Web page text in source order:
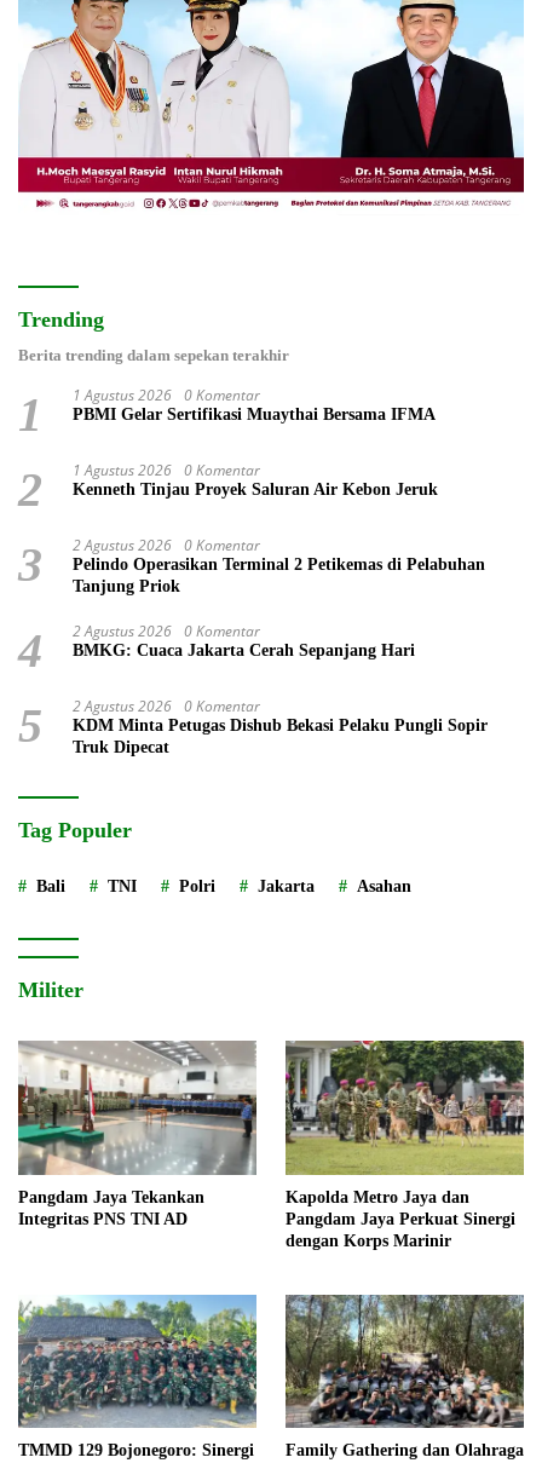
Trending
Berita trending dalam sepekan terakhir
1 1 Agustus 2026 0 Komentar
PBMI Gelar Sertifikasi Muaythai Bersama IFMA
2 1 Agustus 2026 0 Komentar
Kenneth Tinjau Proyek Saluran Air Kebon Jeruk
3 2 Agustus 2026 0 Komentar
Pelindo Operasikan Terminal 2 Petikemas di Pelabuhan
Tanjung Priok
4 2 Agustus 2026 0 Komentar
BMKG: Cuaca Jakarta Cerah Sepanjang Hari
5 2 Agustus 2026 0 Komentar
KDM Minta Petugas Dishub Bekasi Pelaku Pungli Sopir
Truk Dipecat
Tag Populer
Bali TNI Polri Jakarta Asahan
Militer
Pangdam Jaya Tekankan
Integritas PNS TNI AD
Kapolda Metro Jaya dan
Pangdam Jaya Perkuat Sinergi
dengan Korps Marinir
TMMD 129 Bojonegoro: Sinergi
Family Gathering dan Olahraga